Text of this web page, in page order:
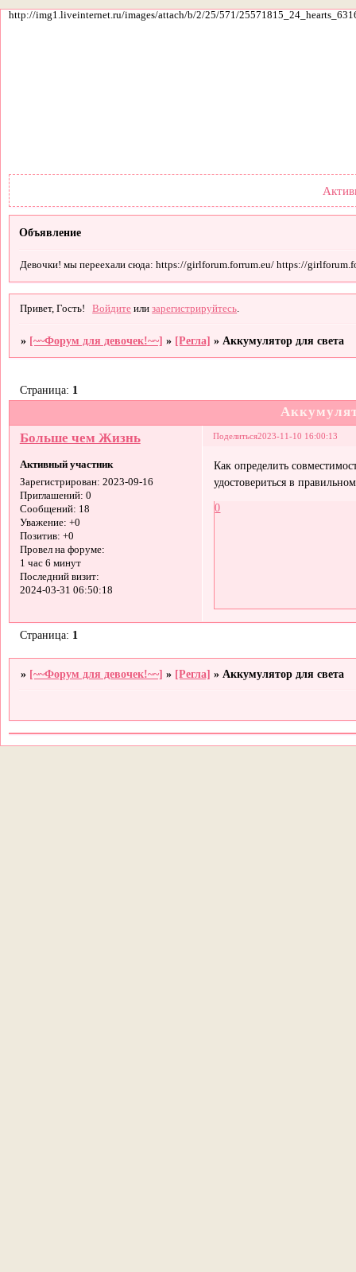
http://img1.liveinternet.ru/images/attach/b/2/25/571/
Объявление
Девочки! мы переехали сюда: https://girlforum.forrum.eu/ https://
Привет, Гость! Войдите илизарегистрируйтесь
» [~~Форум для девочек!~~] » [Регла] »Аккумулятор для света
Страница: 1
Поделиться2023-11-10 16:00:13
Больше чем Жизнь
Активный участник
Зарегистрирован: 2023-09-16
Приглашений: 0
Сообщений: 18
Уважение: +0
Позитив: +0
Провел на форуме:
1 час 6 минут
Последний визит:
2024-03-31 06:50:18
Как определить
удостовериться в
0
Страница: 1
» [~~Форум для девочек!~~] » [Регла] »Аккумулятор для света